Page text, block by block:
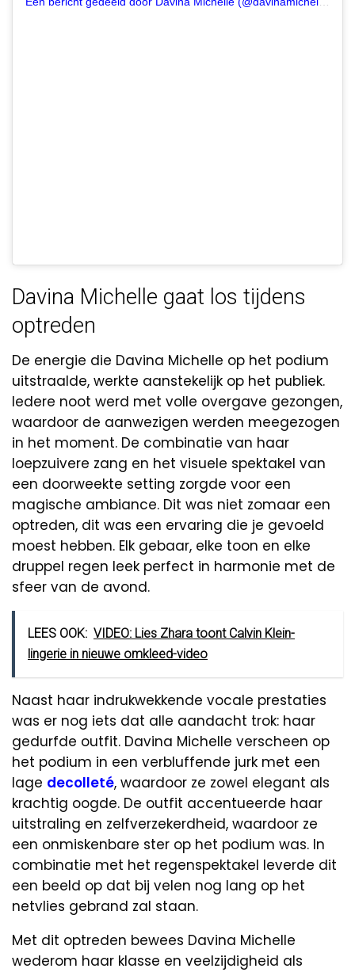
Davina Michelle gaat los tijdens
optreden
De energie die Davina Michelle op het podium
uitstraalde, werkte aanstekelijk op het publiek.
Iedere noot werd met volle overgave gezongen,
waardoor de aanwezigen werden meegezogen
in het moment. De combinatie van haar
loepzuivere zang en het visuele spektakel van
een doorweekte setting zorgde voor een
magische ambiance. Dit was niet zomaar een
optreden, dit was een ervaring die je gevoeld
moest hebben. Elk gebaar, elke toon en elke
druppel regen leek perfect in harmonie met de
sfeer van de avond.
LEES OOK: VIDEO: Lies Zhara toont Calvin Klein-
lingerie in nieuwe omkleed-video
Naast haar indrukwekkende vocale prestaties
was er nog iets dat alle aandacht trok: haar
gedurfde outfit. Davina Michelle verscheen op
het podium in een verbluffende jurk met een
lage decolleté, waardoor ze zowel elegant als
krachtig oogde. De outfit accentueerde haar
uitstraling en zelfverzekerdheid, waardoor ze
een onmiskenbare ster op het podium was. In
combinatie met het regenspektakel leverde dit
een beeld op dat bij velen nog lang op het
netvlies gebrand zal staan.
Met dit optreden bewees Davina Michelle
wederom haar klasse en veelzijdigheid als